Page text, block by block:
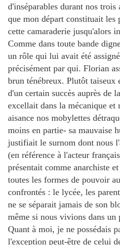
d'inséparables durant nos trois
que mon départ constituait les
cette camaraderie jusqu'alors
Comme dans toute bande
un rôle qui lui avait été
précisément par qui. Florian
brun ténébreux. Plutôt
d'un certain succès auprès de
excellait dans la mécanique et
aisance nos mobylettes
moins en partie- sa mauvaise
justifiait le surnom dont nous
(en référence à l'acteur
présentait comme anarchiste
toutes les formes de pouvoir
confrontés : le lycée, les
ne se séparait jamais de son
même si nous vivions dans un
Quant à moi, je ne possédais
l'exception peut-être de celui